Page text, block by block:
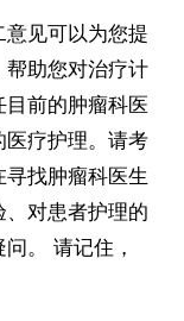
见可以为您提
帮助您对治疗计
前的肿瘤科医
疗护理。请考
找肿瘤科医生
对患者护理的
。 请记住，